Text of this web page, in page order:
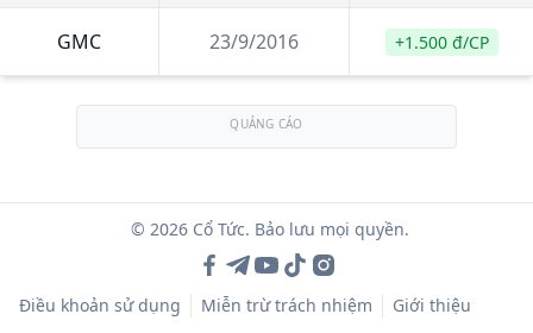
GMC 23/9/2016 +1.500 đ/CP
QUẢNG CÁO
© 2026 Cổ Tức. Bảo lưu mọi quyền.
Điều khoản sử dụng Miễn trừ trách nhiệm Giới thiệu